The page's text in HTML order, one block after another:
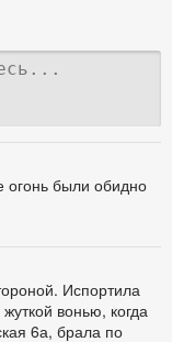
огонь были обидно
Испортила
вонью, когда
6а, брала по